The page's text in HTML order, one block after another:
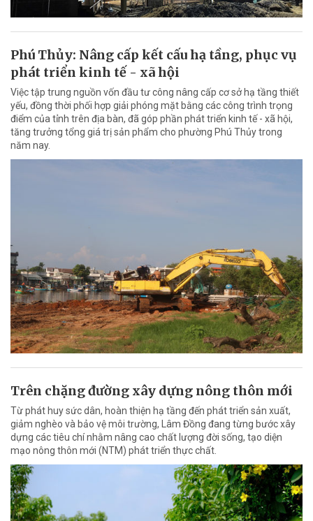
Phú Thủy: Nâng cấp kết cấu hạ tầng, phục vụ
phát triển kinh tế - xã hội
Việc tập trung nguồn vốn đầu tư công nâng cấp cơ sở hạ tầng thiết
yếu, đồng thời phối hợp giải phóng mặt bằng các công trình trọng
điểm của tỉnh trên địa bàn, đã góp phần phát triển kinh tế - xã hội,
tăng trưởng tổng giá trị sản phẩm cho phường Phú Thủy trong
năm nay.
Trên chặng đường xây dựng nông thôn mới
Từ phát huy sức dân, hoàn thiện hạ tầng đến phát triển sản xuất,
giảm nghèo và bảo vệ môi trường, Lâm Đồng đang từng bước xây
dựng các tiêu chí nhằm nâng cao chất lượng đời sống, tạo diện
mạo nông thôn mới (NTM) phát triển thực chất.